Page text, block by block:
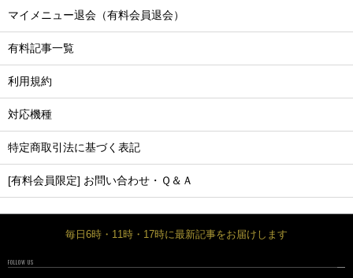
マイメニュー退会（有料会員退会）
有料記事一覧
利用規約
対応機種
特定商取引法に基づく表記
[有料会員限定] お問い合わせ・Ｑ＆Ａ
毎日6時・11時・17時に最新記事をお届けします
FOLLOW US